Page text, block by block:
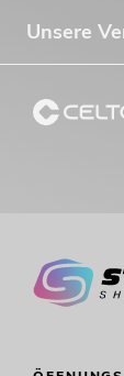
Unsere